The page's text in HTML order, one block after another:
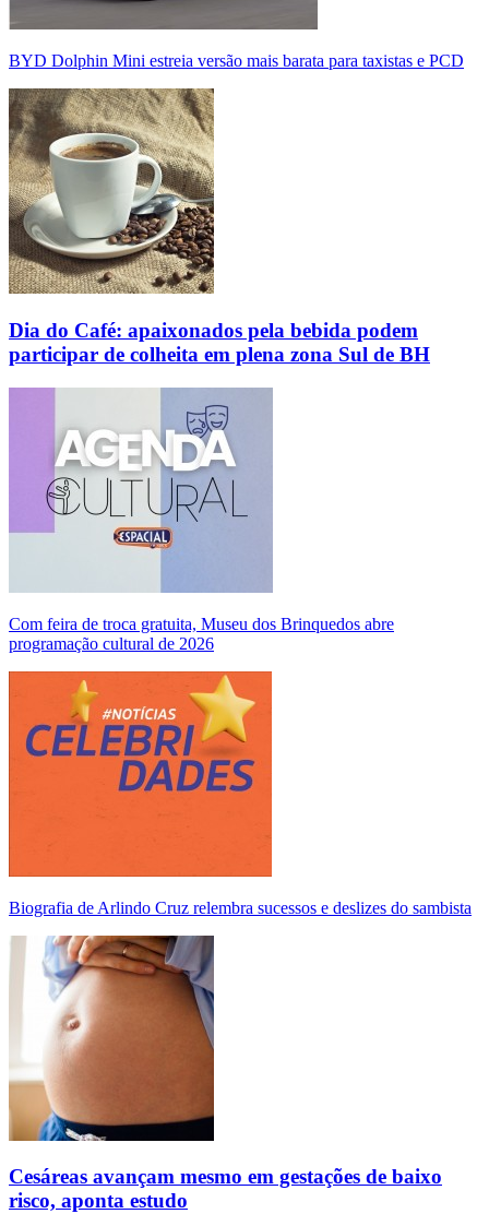
BYD Dolphin Mini estreia versão mais barata para taxistas e PCD
Dia do Café: apaixonados pela bebida podem
participar de colheita em plena zona Sul de BH
Com feira de troca gratuita, Museu dos Brinquedos abre
programação cultural de 2026
Biografia de Arlindo Cruz relembra sucessos e deslizes do sambista
Cesáreas avançam mesmo em gestações de baixo
risco, aponta estudo